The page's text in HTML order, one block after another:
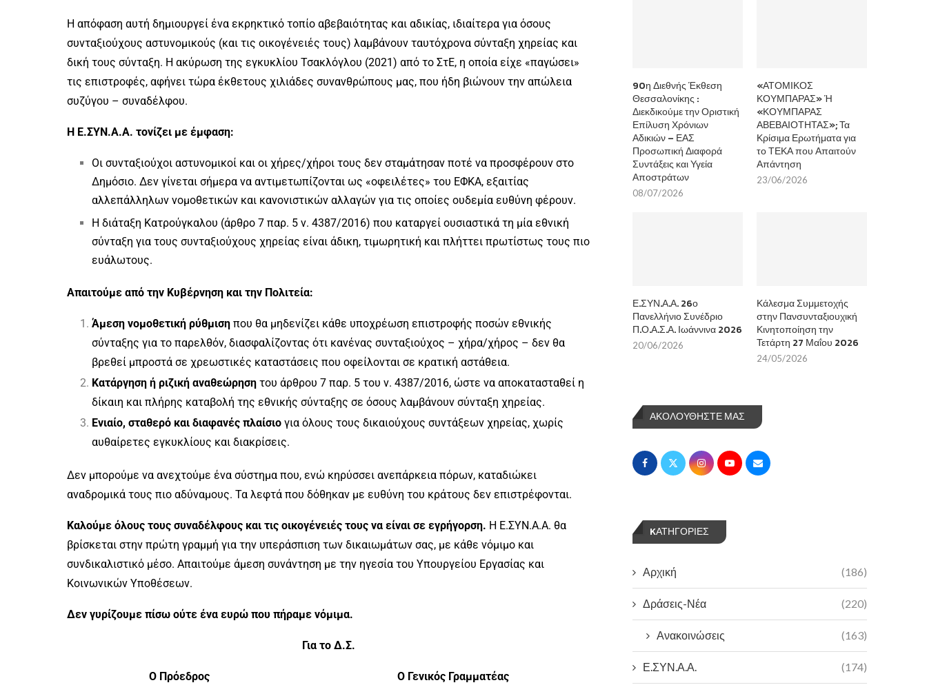
Η απόφαση αυτή δημιουργεί ένα εκρηκτικό τοπίο αβεβαιότητας και αδικίας, ιδιαίτερα για όσους
συνταξιούχους αστυνομικούς (και τις οικογένειές τους) λαμβάνουν ταυτόχρονα σύνταξη χηρείας και
δική τους σύνταξη. Η ακύρωση της εγκυκλίου Τσακλόγλου (2021) από το ΣτΕ, η οποία είχε «παγώσει»
τις επιστροφές, αφήνει τώρα έκθετους χιλιάδες συνανθρώπους μας, που ήδη βιώνουν την απώλεια
συζύγου – συναδέλφου.
Η Ε.ΣΥΝ.Α.Α. τονίζει με έμφαση:
Οι συνταξιούχοι αστυνομικοί και οι χήρες/χήροι τους δεν σταμάτησαν ποτέ να προσφέρουν στο
Δημόσιο. Δεν γίνεται σήμερα να αντιμετωπίζονται ως «οφειλέτες» του ΕΦΚΑ, εξαιτίας
αλλεπάλληλων νομοθετικών και κανονιστικών αλλαγών για τις οποίες ουδεμία ευθύνη φέρουν.
Η διάταξη Κατρούγκαλου (άρθρο 7 παρ. 5 ν. 4387/2016) που καταργεί ουσιαστικά τη μία εθνική
σύνταξη για τους συνταξιούχους χηρείας είναι άδικη, τιμωρητική και πλήττει πρωτίστως τους πιο
ευάλωτους.
Απαιτούμε από την Κυβέρνηση και την Πολιτεία:
Άμεση νομοθετική ρύθμιση που θα μηδενίζει κάθε υποχρέωση επιστροφής ποσών εθνικής
σύνταξης για το παρελθόν, διασφαλίζοντας ότι κανένας συνταξιούχος – χήρα/χήρος – δεν θα
βρεθεί μπροστά σε χρεωστικές καταστάσεις που οφείλονται σε κρατική αστάθεια.
Κατάργηση ή ριζική αναθεώρηση του άρθρου 7 παρ. 5 του ν. 4387/2016, ώστε να αποκατασταθεί η
δίκαιη και πλήρης καταβολή της εθνικής σύνταξης σε όσους λαμβάνουν σύνταξη χηρείας.
Ενιαίο, σταθερό και διαφανές πλαίσιο για όλους τους δικαιούχους συντάξεων χηρείας, χωρίς
αυθαίρετες εγκυκλίους και διακρίσεις.
Δεν μπορούμε να ανεχτούμε ένα σύστημα που, ενώ κηρύσσει ανεπάρκεια πόρων, καταδιώκει
αναδρομικά τους πιο αδύναμους. Τα λεφτά που δόθηκαν με ευθύνη του κράτους δεν επιστρέφονται.
Καλούμε όλους τους συναδέλφους και τις οικογένειές τους να είναι σε εγρήγορση. Η Ε.ΣΥΝ.Α.Α. θα
βρίσκεται στην πρώτη γραμμή για την υπεράσπιση των δικαιωμάτων σας, με κάθε νόμιμο και
συνδικαλιστικό μέσο. Απαιτούμε άμεση συνάντηση με την ηγεσία του Υπουργείου Εργασίας και
Κοινωνικών Υποθέσεων.
Δεν γυρίζουμε πίσω ούτε ένα ευρώ που πήραμε νόμιμα.
Για το Δ.Σ.
Ο Πρόεδρος Ο Γενικός Γραμματέας
90η Διεθνής Έκθεση
Θεσσαλονίκης :
Διεκδικούμε την Οριστική
Επίλυση Χρόνιων
Αδικιών – ΕΑΣ
Προσωπική Διαφορά
Συντάξεις και Υγεία
Αποστράτων
08/07/2026
«ΑΤΟΜΙΚΟΣ
ΚΟΥΜΠΑΡΑΣ» Ή
«ΚΟΥΜΠΑΡΑΣ
ΑΒΕΒΑΙΟΤΗΤΑΣ»; Τα
Κρίσιμα Ερωτήματα για
το ΤΕΚΑ που Απαιτούν
Απάντηση
23/06/2026
Ε.ΣΥΝ.Α.Α. 26ο
Πανελλήνιο Συνέδριο
Π.Ο.Α.Σ.Α. Ιωάννινα 2026
20/06/2026
Κάλεσμα Συμμετοχής
στην Πανσυνταξιουχική
Κινητοποίηση την
Τετάρτη 27 Μαΐου 2026
24/05/2026
ΑΚΟΛΟΥΘΗΣΤΕ ΜΑΣ
KΑΤΗΓΟΡΊΕΣ
Αρχική (186)
Δράσεις-Νέα (220)
Ανακοινώσεις (163)
Ε.ΣΥΝ.Α.Α. (174)